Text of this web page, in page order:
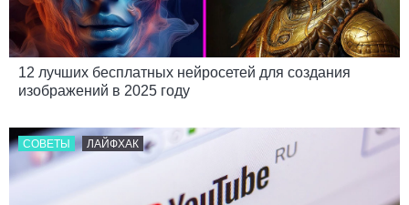
12 лучших бесплатных нейросетей для создания
изображений в 2025 году
СОВЕТЫ ЛАЙФХАК